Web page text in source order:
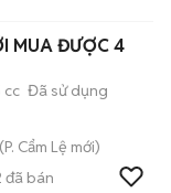
MUA ĐƯỢC 4
cc Đã sử dụng
(P. Cẩm Lệ mới)
đã bán